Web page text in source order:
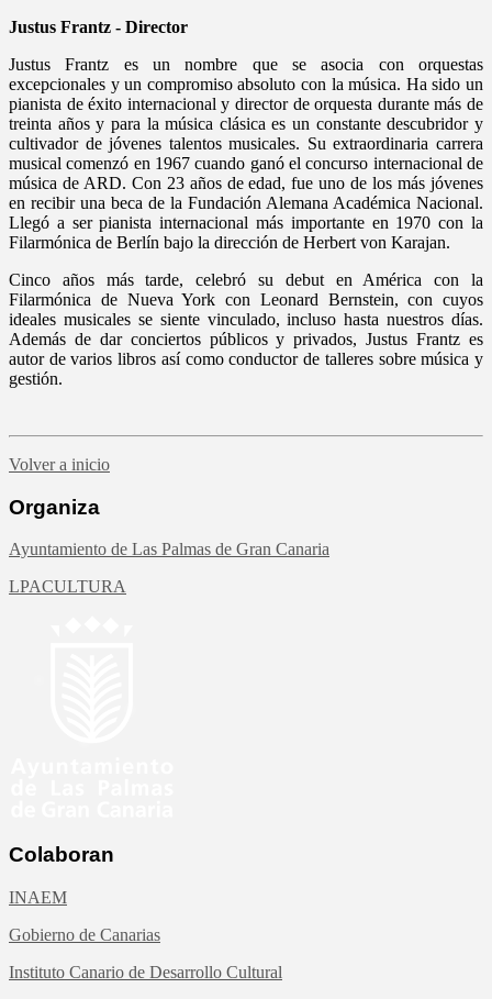
Justus Frantz - Director
Justus Frantz es un nombre que se asocia con orquestas
excepcionales y un compromiso absoluto con la música. Ha sido un
pianista de éxito internacional y director de orquesta durante más de
treinta años y para la música clásica es un constante descubridor y
cultivador de jóvenes talentos musicales. Su extraordinaria carrera
musical comenzó en 1967 cuando ganó el concurso internacional de
música de ARD. Con 23 años de edad, fue uno de los más jóvenes
en recibir una beca de la Fundación Alemana Académica Nacional.
Llegó a ser pianista internacional más importante en 1970 con la
Filarmónica de Berlín bajo la dirección de Herbert von Karajan.
Cinco años más tarde, celebró su debut en América con la
Filarmónica de Nueva York con Leonard Bernstein, con cuyos
ideales musicales se siente vinculado, incluso hasta nuestros días.
Además de dar conciertos públicos y privados, Justus Frantz es
autor de varios libros así como conductor de talleres sobre música y
gestión.
Volver a inicio
Organiza
Ayuntamiento de Las Palmas de Gran Canaria
LPACULTURA
Colaboran
INAEM
Gobierno de Canarias
Instituto Canario de Desarrollo Cultural